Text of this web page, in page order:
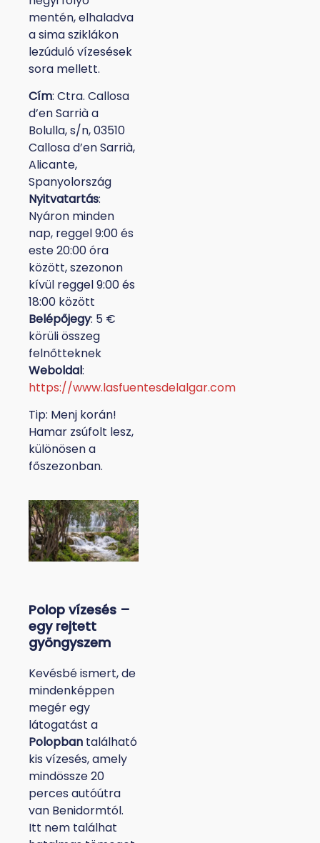
mentén, elhaladva
a sima sziklákon
lezúduló vízesések
sora mellett.
Cím: Ctra. Callosa
d’en Sarrià a
Bolulla, s/n, 03510
Callosa d’en Sarrià,
Alicante,
Spanyolország
Nyitvatartás:
Nyáron minden
nap, reggel 9:00 és
este 20:00 óra
között, szezonon
kívül reggel 9:00 és
18:00 között
Belépőjegy: 5 €
körüli összeg
felnőtteknek
Weboldal:
https://www.lasfuentesdelalgar.com
Tip: Menj korán!
Hamar zsúfolt lesz,
különösen a
főszezonban.
Polop vízesés –
egy rejtett
gyöngyszem
Kevésbé ismert, de
mindenképpen
megér egy
látogatást a
Polopban található
kis vízesés, amely
mindössze 20
perces autóútra
van Benidormtól.
Itt nem találhat